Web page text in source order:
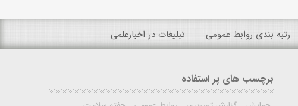
رتبه بندی روابط عمومی تبلیغات در اخبارعلمی
برچسب های پر استفاده